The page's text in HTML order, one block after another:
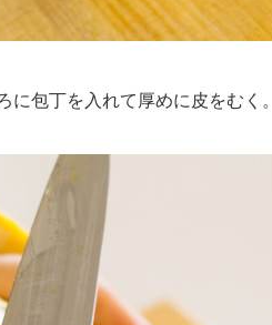
包丁を入れて厚めに皮をむく。